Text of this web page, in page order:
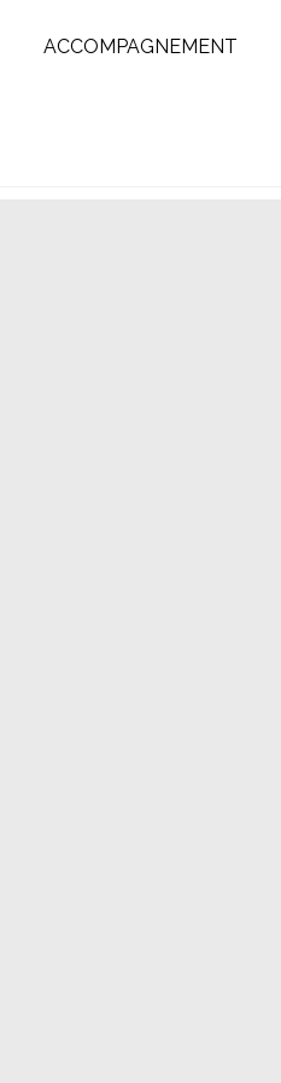
ACCOMPAGNEMENT